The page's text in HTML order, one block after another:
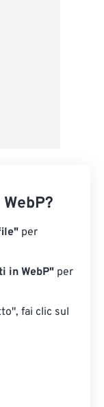
per
in WebP" per
fai clic sul